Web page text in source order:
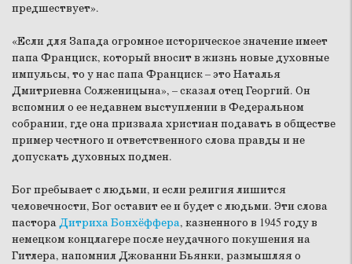
предшествует».
«Если для Запада огромное историческое значение имеет
папа Франциск, который вносит в жизнь новые духовные
импульсы, то у нас папа Франциск – это Наталья
Дмитриевна Солженицына», – сказал отец Георгий. Он
вспомнил о ее недавнем выступлении в Федеральном
собрании, где она призвала христиан подавать в обществе
пример честного и ответственного слова правды и не
допускать духовных подмен.
Бог пребывает с людьми, и если религия лишится
человечности, Бог оставит ее и будет с людьми. Эти слова
пастораДитриха Бонхёффера, казненного в 1945 году в
немецком концлагере после неудачного покушения на
Гитлера, напомнил Джованни Бьянки, размышляя о